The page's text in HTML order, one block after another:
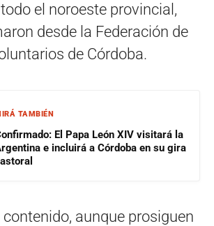
el noroeste provincial,
desde la Federación de
de Córdoba.
TAMBIÉN
El Papa León XIV visitará la
e incluirá a Córdoba en su gira
aunque prosiguen